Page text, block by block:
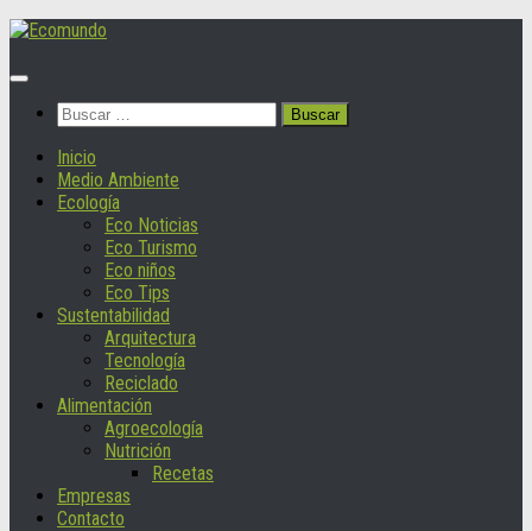
Saltar
contenido
Buscar:
Inicio
Medio Ambiente
Ecología
Eco Noticias
Eco Turismo
Eco niños
Eco Tips
Sustentabilidad
Arquitectura
Tecnología
Reciclado
Alimentación
Agroecología
Nutrición
Recetas
Empresas
Contacto